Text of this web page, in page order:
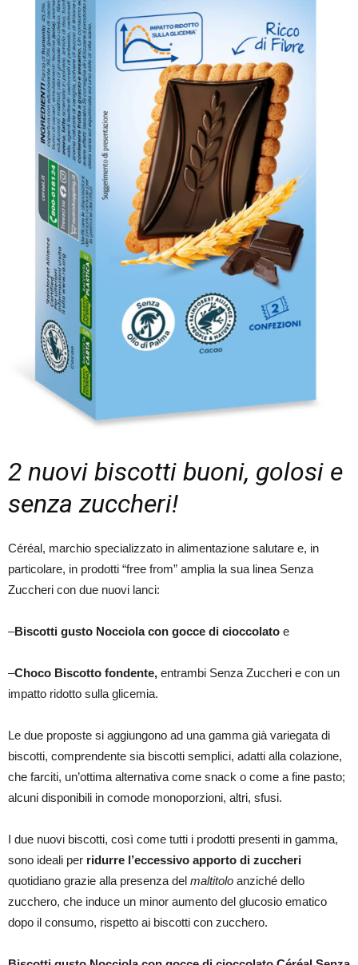
2 nuovi biscotti buoni, golosi e
senza zuccheri!
Céréal, marchio specializzato in alimentazione salutare e, in
particolare, in prodotti “free from” amplia la sua linea Senza
Zuccheri con due nuovi lanci:
–Biscotti gusto Nocciola con gocce di cioccolato e
–Choco Biscotto fondente, entrambi Senza Zuccheri e con un
impatto ridotto sulla glicemia.
Le due proposte si aggiungono ad una gamma già variegata di
biscotti, comprendente sia biscotti semplici, adatti alla colazione,
che farciti, un’ottima alternativa come snack o come a fine pasto;
alcuni disponibili in comode monoporzioni, altri, sfusi.
I due nuovi biscotti, così come tutti i prodotti presenti in gamma,
sono ideali per ridurre l’eccessivo apporto di zuccheri
quotidiano grazie alla presenza del maltitolo anziché dello
zucchero, che induce un minor aumento del glucosio ematico
dopo il consumo, rispetto ai biscotti con zucchero.